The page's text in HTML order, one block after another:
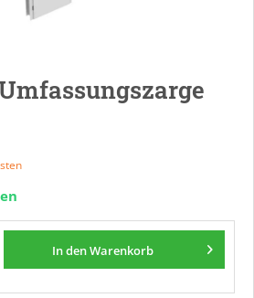
In denWarenkorb